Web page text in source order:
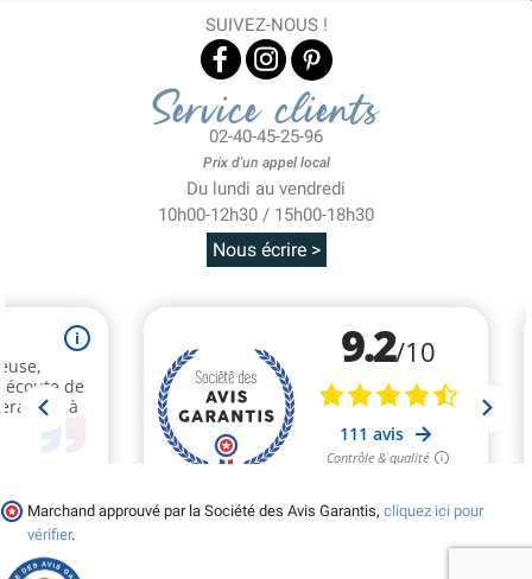
SUIVEZ-NOUS !
Service clients
02-40-45-25-96
Prix d'un appel local
Du lundi au vendredi
10h00-12h30 / 15h00-18h30
Nous écrire >
Marchand approuvé par la Société des Avis Garantis, cliquez ici pour
vérifier.